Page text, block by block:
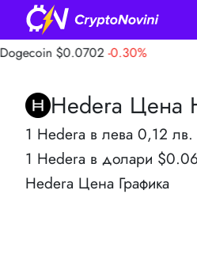
$0.0702 -0.30%
Hedera Цена
1 Hedera в лева 0,12 лв.
1 Hedera в долари
Hedera Цена Графика